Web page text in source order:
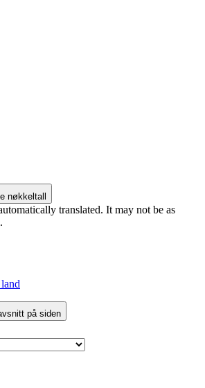
nøkkeltall
translated. It may not be as
.
på siden